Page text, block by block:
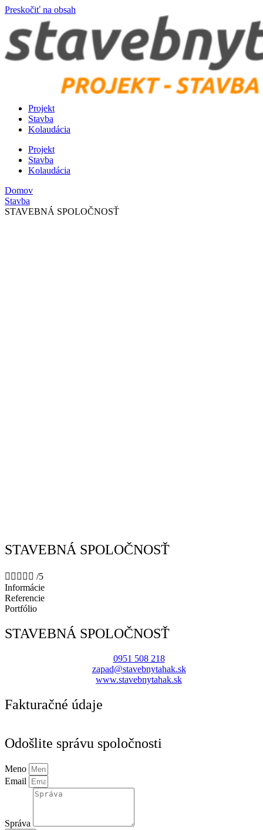
Preskočiť na obsah
Projekt
Stavba
Kolaudácia
Projekt
Stavba
Kolaudácia
Domov
Stavba
STAVEBNÁ SPOLOČNOSŤ
STAVEBNÁ SPOLOČNOSŤ
     /5
Informácie
Referencie
Portfólio
STAVEBNÁ SPOLOČNOSŤ
0951 508 218
zapad@stavebnytahak.sk
www.stavebnytahak.sk
Fakturačné údaje
Odošlite správu spoločnosti
Meno
Email
Správa